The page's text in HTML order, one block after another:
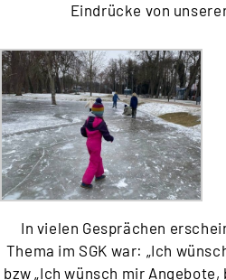
Eindrücke von
In vielen Gesprächen
Thema im SGK war: „Ich
bzw „Ich wünsch mir